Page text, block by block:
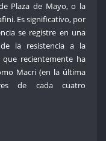
Plaza de Mayo, o la
Es significativo, por
se registre en una
la resistencia a la
recientemente ha
Macri (en la última
de cada cuatro